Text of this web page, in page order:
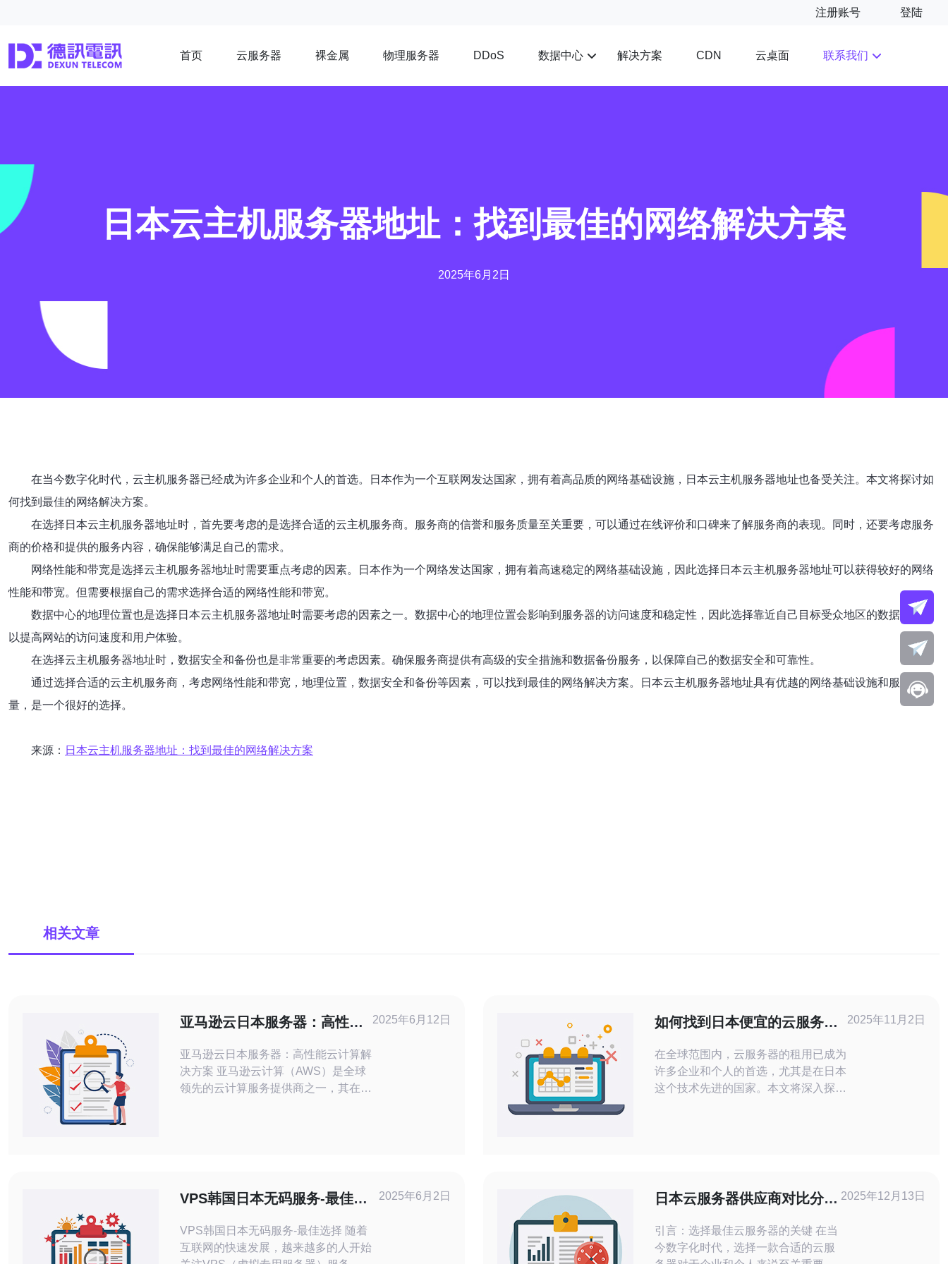
注册账号 登陆
首页 云服务器 裸金属 物理服务器 DDoS 数据中心 解决方案 CDN 云桌面 联系我们
日本云主机服务器地址：找到最佳的网络解决方案
2025年6月2日
在当今数字化时代，云主机服务器已经成为许多企业和个人的首选。日本作为一个互联网发达国家，拥有着高品质的网络基础设施，日本云主机服务器地址也备受关注。本文将探讨如
何找到最佳的网络解决方案。
在选择日本云主机服务器地址时，首先要考虑的是选择合适的云主机服务商。服务商的信誉和服务质量至关重要，可以通过在线评价和口碑来了解服务商的表现。同时，还要考虑服务
商的价格和提供的服务内容，确保能够满足自己的需求。
网络性能和带宽是选择云主机服务器地址时需要重点考虑的因素。日本作为一个网络发达国家，拥有着高速稳定的网络基础设施，因此选择日本云主机服务器地址可以获得较好的网络
性能和带宽。但需要根据自己的需求选择合适的网络性能和带宽。
数据中心的地理位置也是选择日本云主机服务器地址时需要考虑的因素之一。数据中心的地理位置会影响到服务器的访问速度和稳定性，因此选择靠近自己目标受众地区的数据中心可
以提高网站的访问速度和用户体验。
在选择云主机服务器地址时，数据安全和备份也是非常重要的考虑因素。确保服务商提供有高级的安全措施和数据备份服务，以保障自己的数据安全和可靠性。
通过选择合适的云主机服务商，考虑网络性能和带宽，地理位置，数据安全和备份等因素，可以找到最佳的网络解决方案。日本云主机服务器地址具有优越的网络基础设施和服务质
量，是一个很好的选择。
来源： 日本云主机服务器地址：找到最佳的网络解决方案
相关文章
亚马逊云日本服务器：高性能
亚马逊云日本服务器：高性能云计算解
决方案 亚马逊云计算（AWS）是全球
领先的云计算服务提供商之一，其在日
高性能云计算的需求。无论是大规模数
据处理、人工智能应用
2025年6月12日
如何找到日本便宜的云服务器
在全球范围内，云服务器的租用已成为
许多企业和个人的首选，尤其是在日本
这个技术先进的国家。本文将深入探讨
可扩展性：云服务器可以根据需求迅速
扩展资源。 2. 成本效益：用户
2025年11月2日
VPS韩国日本无码服务-最佳选
VPS韩国日本无码服务-最佳选择 随着
互联网的快速发展，越来越多的人开始
2025年6月2日
日本云服务器供应商对比分析
引言：选择最佳云服务器的关键 在当
今数字化时代，选择一款合适的云服
2025年12月13日